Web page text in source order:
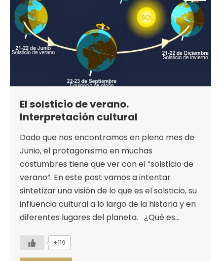
El solsticio de verano.
Interpretación cultural
Dado que nos encontramos en pleno mes de
Junio, el protagonismo en muchas
costumbres tiene que ver con el “solsticio de
verano”. En este post vamos a intentar
sintetizar una visión de lo que es el solsticio, su
influencia cultural a lo largo de la historia y en
diferentes lugares del planeta. ¿Qué es…
+119